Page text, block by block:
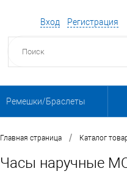
Вход Регистрация
Ремешки/Браслеты
Главная страница / Каталог
Часы наручные